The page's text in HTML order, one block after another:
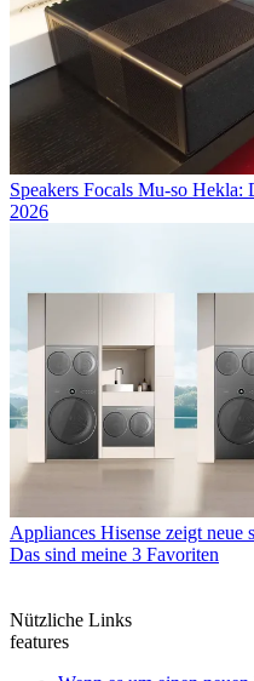
Speakers Focals Mu-so Hekla:
2026
Appliances Hisense zeigt neue
Das sind meine 3 Favoriten
Nützliche Links
features